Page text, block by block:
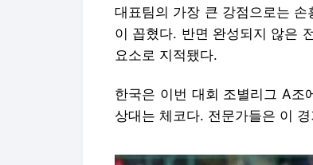
대표팀의 가장 큰 강점으로는
이 꼽혔다. 반면 완성되지 않은
요소로 지적됐다.
한국은 이번 대회 조별리그 A조
상대는 체코다. 전문가들은 이